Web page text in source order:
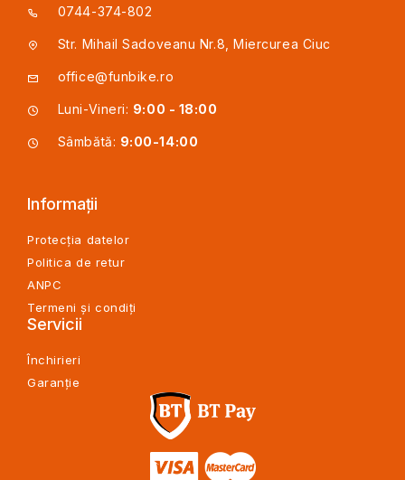
0744-374-802
Str. Mihail Sadoveanu Nr.8, Miercurea Ciuc
office@funbike.ro
Luni-Vineri: 9:00 - 18:00
Sâmbătă: 9:00-14:00
Informații
Protecția datelor
Politica de retur
ANPC
Termeni și condiți
Servicii
Închirieri
Garanție